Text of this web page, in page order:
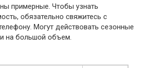
примерные. Чтобы узнать
обязательно свяжитесь с
Могут действовать сезонные
на большой объем.